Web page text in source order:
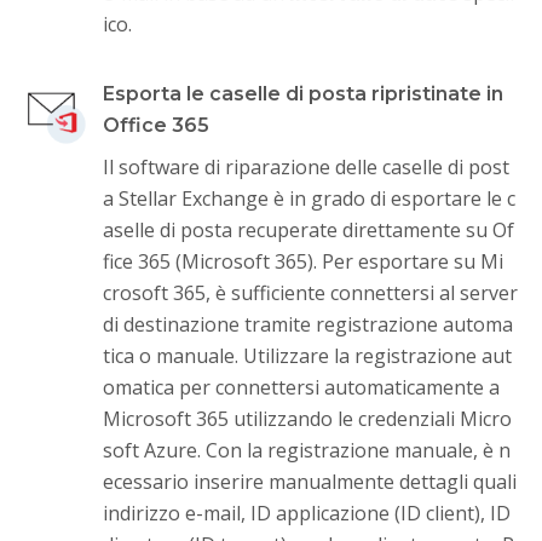
ico.
Esporta le caselle di posta ripristinate in
Office 365
Il software di riparazione delle caselle di post
a Stellar Exchange è in grado di esportare le c
aselle di posta recuperate direttamente su Of
fice 365 (Microsoft 365). Per esportare su Mi
crosoft 365, è sufficiente connettersi al server
di destinazione tramite registrazione automa
tica o manuale. Utilizzare la registrazione aut
omatica per connettersi automaticamente a
Microsoft 365 utilizzando le credenziali Micro
soft Azure. Con la registrazione manuale, è n
ecessario inserire manualmente dettagli quali
indirizzo e-mail, ID applicazione (ID client), ID